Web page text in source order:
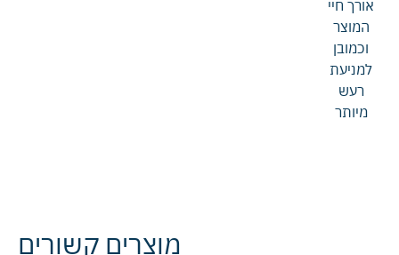
אורך חיי
המוצר
וכמובן
למניעת
רעש
מיותר
מוצרים קשורים